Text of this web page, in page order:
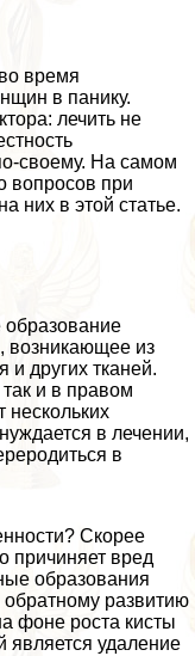
время
в панику.
лечить не
своему. На самом
вопросов при
них в этой статье.
образование
возникающее из
и других тканей.
и в правом
нескольких
в лечении,
в
Скорее
причиняет вред
образования
развитию
фоне роста кисты
является удаление